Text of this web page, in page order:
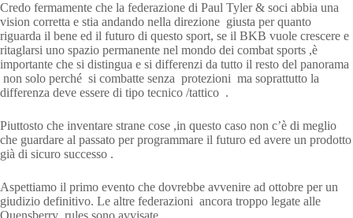
Credo fermamente che la federazione di Paul Tyler & soci abbia una
vision corretta e stia andando nella direzione giusta per quanto
riguarda il bene ed il futuro di questo sport, se il BKB vuole crescere e
ritaglarsi uno spazio permanente nel mondo dei combat sports ,è
importante che si distingua e si differenzi da tutto il resto del panorama
non solo perché si combatte senza protezioni ma soprattutto la
differenza deve essere di tipo tecnico /tattico .
Piuttosto che inventare strane cose ,in questo caso non c’è di meglio
che guardare al passato per programmare il futuro ed avere un prodotto
già di sicuro successo .
Aspettiamo il primo evento che dovrebbe avvenire ad ottobre per un
giudizio definitivo. Le altre federazioni ancora troppo legate alle